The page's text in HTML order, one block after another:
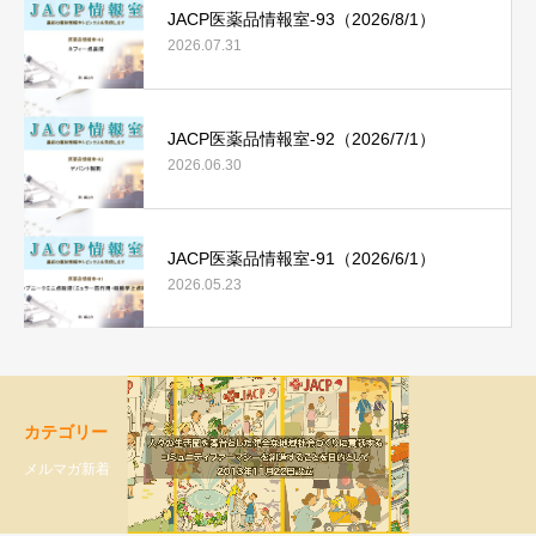
JACP医薬品情報室-93（2026/8/1）
2026.07.31
JACP医薬品情報室-92（2026/7/1）
2026.06.30
JACP医薬品情報室-91（2026/6/1）
2026.05.23
カテゴリー
メルマガ新着